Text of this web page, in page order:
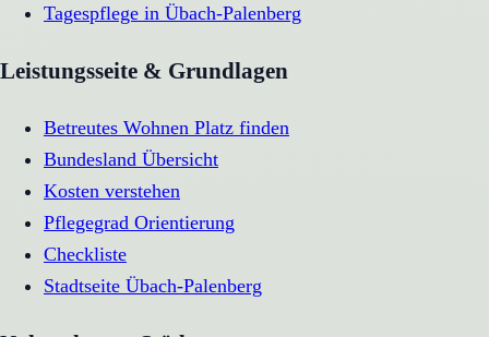
Tagespflege in Übach-Palenberg
Leistungsseite & Grundlagen
Betreutes Wohnen Platz finden
Bundesland Übersicht
Kosten verstehen
Pflegegrad Orientierung
Checkliste
Stadtseite Übach-Palenberg